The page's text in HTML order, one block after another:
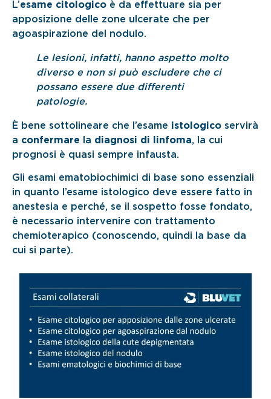
L’esame citologico è da effettuare sia per
apposizione delle zone ulcerate che per
agoaspirazione del nodulo.
Le lesioni, infatti, hanno aspetto molto
diverso e non si può escludere che ci
possano essere due differenti
patologie.
È bene sottolineare che l’esame istologico servirà
a confermare la diagnosi di linfoma, la cui
prognosi è quasi sempre infausta.
Gli esami ematobiochimici di base sono essenziali
in quanto l’esame istologico deve essere fatto in
anestesia e perché, se il sospetto fosse fondato,
è necessario intervenire con trattamento
chemioterapico (conoscendo, quindi la base da
cui si parte).